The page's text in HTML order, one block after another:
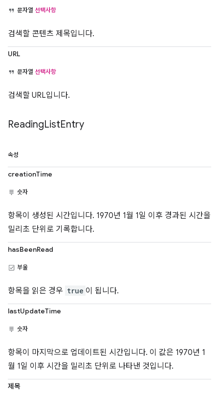
문자열 선택사항
검색할 콘텐츠 제목입니다.
URL
문자열 선택사항
검색할 URL입니다.
ReadingListEntry
속성
creationTime
숫자
항목이 생성된 시간입니다. 1970년 1월 1일 이후 경과된 시간을
밀리초 단위로 기록합니다.
hasBeenRead
부울
항목을 읽은 경우 true 이 됩니다.
lastUpdateTime
숫자
항목이 마지막으로 업데이트된 시간입니다. 이 값은 1970년 1
월 1일 이후 시간을 밀리초 단위로 나타낸 것입니다.
제목